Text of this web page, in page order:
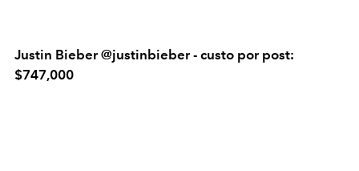
Justin Bieber @justinbieber - custo por post:
$747,000